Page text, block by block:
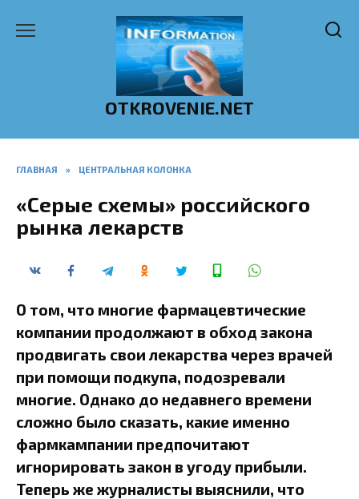
OTKROVENIE.NET
ГЛАВНАЯ » ЦЕНТРАЛЬНАЯ КОЛОНКА
«Серые схемы» российского
рынка лекарств
О том, что многие фармацевтические
компании продолжают в обход закона
продвигать свои лекарства через врачей
при помощи подкупа, подозревали
многие. Однако до недавнего времени
сложно было сказать, какие именно
фармкампании предпочитают
игнорировать закон в угоду прибыли.
Теперь же журналисты выяснили, что